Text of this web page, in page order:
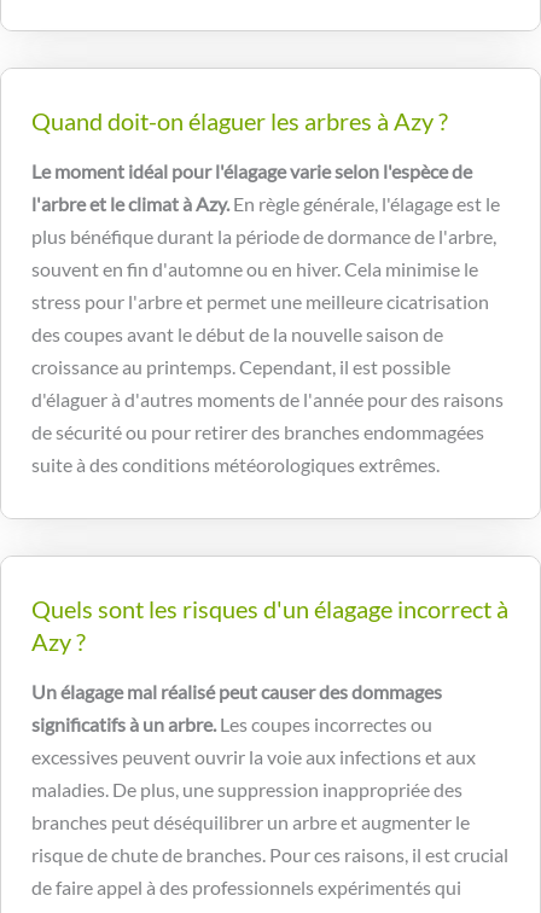
Quand doit-on élaguer les arbres à Azy ?
Le moment idéal pour l'élagage varie selon l'espèce de
l'arbre et le climat à Azy.En règle générale, l'élagage est le
plus bénéfique durant la période de dormance de l'arbre,
souvent en fin d'automne ou en hiver. Cela minimise le
stress pour l'arbre et permet une meilleure cicatrisation
des coupes avant le début de la nouvelle saison de
croissance au printemps. Cependant, il est possible
d'élaguer à d'autres moments de l'année pour des raisons
de sécurité ou pour retirer des branches endommagées
suite à des conditions météorologiques extrêmes.
Quels sont les risques d'un élagage incorrect à
Azy ?
Un élagage mal réalisé peut causer des dommages
significatifs à un arbre.Les coupes incorrectes ou
excessives peuvent ouvrir la voie aux infections et aux
maladies. De plus, une suppression inappropriée des
branches peut déséquilibrer un arbre et augmenter le
risque de chute de branches. Pour ces raisons, il est crucial
de faire appel à des professionnels expérimentés qui